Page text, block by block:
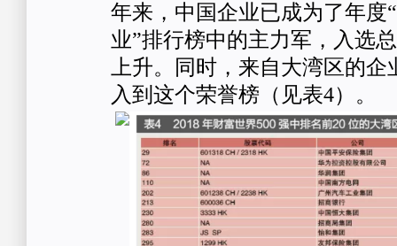
年来，中国企业已成为了年度
业”排行榜中的主力军，入选
上升。同时，来自大湾区的
入到这个荣誉榜（见表4）。